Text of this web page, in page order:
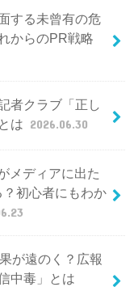
する未曾有の危
からのPR戦略
者クラブ「正し
は 2026.06.30
メディアに出た
初心者にもわか
が遠のく？広報
中毒」とは